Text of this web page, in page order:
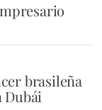
brasileña
Dubái